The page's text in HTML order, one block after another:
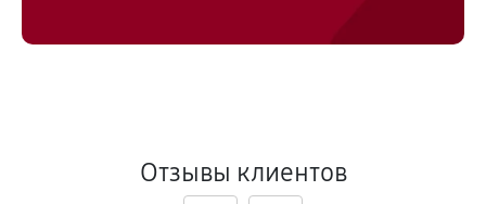
Отзывы клиентов